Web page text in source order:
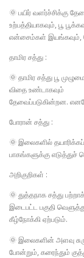
🌞 பயிர் வளர்ச்சிக்கு
உற்பத்தியாகவும், பூ
என்சைம்கள் இயங்கவும்,
தாமிர சத்து :
🌞 தாமிர சத்து பூ
விதை உண்டாகவும்
தேவைப்படுகின்றன.
போரான் சத்து :
🌞 இலைகளில்
பாகங்களுக்கு எடுத்துச்
அறிகுறிகள் :
🌞 துத்தநாக சத்து
இடைபட்ட பகுதி
கீழ்நோக்கி ஏற்படும்.
🌞 இலைகளின் அளவு
போன்றும், கரைந்தும்